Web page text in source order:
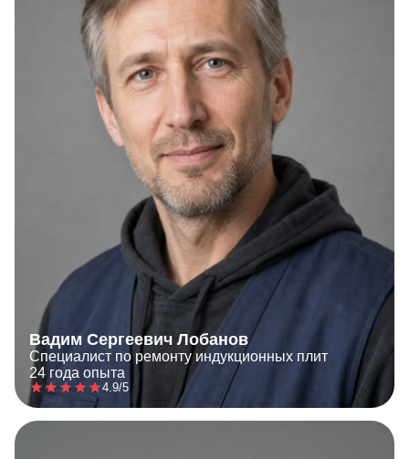
Вадим Сергеевич Лобанов
Специалист по ремонту индукционных плит
24 года опыта
4.9/5